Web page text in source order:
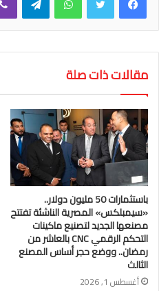
مقالات ذات صلة
باستثمارات 50 مليون دولار..
«سيمبلكس» المصرية الناشئة تفتتح
مصنعها الجديد لتصنيع ماكينات
التحكم الرقمي CNC بالعاشر من
رمضان.. ووضع حجر أساس المصنع
الثالث
أغسطس 1, 2026